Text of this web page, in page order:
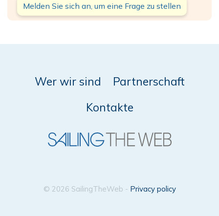
Melden Sie sich an, um eine Frage zu stellen
Wer wir sind
Partnerschaft
Kontakte
© 2026 SailingTheWeb - Privacy policy